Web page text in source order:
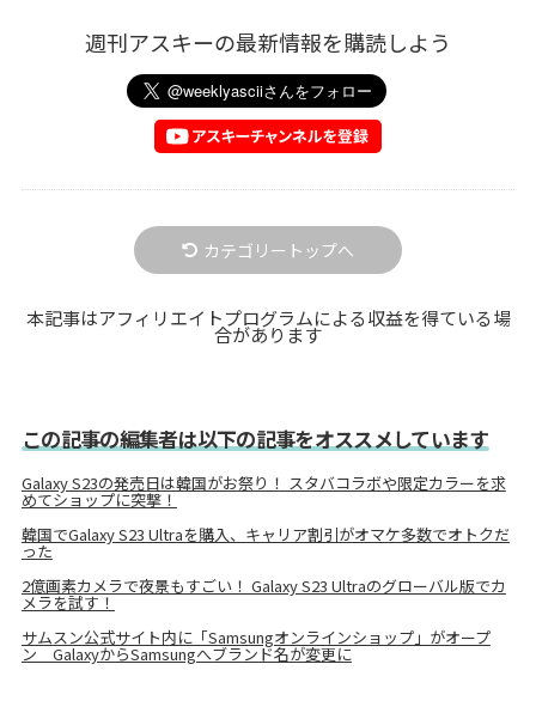
週刊アスキーの最新情報を購読しよう
カテゴリートップへ
本記事はアフィリエイトプログラムによる収益を得ている場
合があります
この記事の編集者は以下の記事をオススメしています
Galaxy S23の発売日は韓国がお祭り！ スタバコラボや限定カラーを求
めてショップに突撃！
韓国でGalaxy S23 Ultraを購入、キャリア割引がオマケ多数でオトクだ
った
2億画素カメラで夜景もすごい！ Galaxy S23 Ultraのグローバル版でカ
メラを試す！
サムスン公式サイト内に「Samsungオンラインショップ」がオープ
ン GalaxyからSamsungへブランド名が変更に